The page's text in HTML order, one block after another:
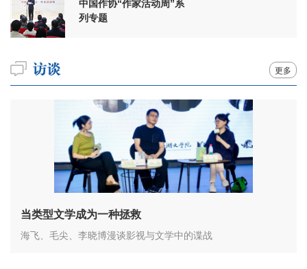
中国作协“作家活动周”系
列专题
更多
当类型文学成为一种拯救
海飞、毛尖、李晓博漫谈影视与文学中的谍战